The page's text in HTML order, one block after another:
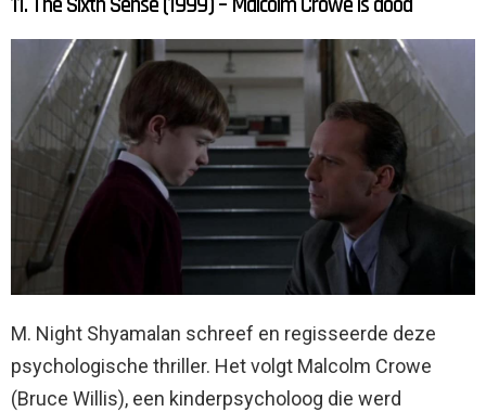
M. Night Shyamalan schreef en regisseerde deze
psychologische thriller. Het volgt Malcolm Crowe
(Bruce Willis), een kinderpsycholoog die werd